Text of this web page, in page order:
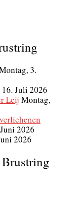
3.
Juli 2026
Leij Montag,
2026
2026